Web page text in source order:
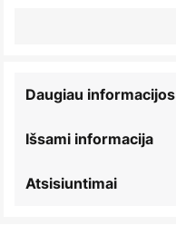
Išsami informacija
Daugiau informacijos
Atsisiuntimai